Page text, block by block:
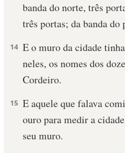
banda do norte, três
três portas; da banda do
14 E o muro da cidade
neles, os nomes dos
Cordeiro.
15 E aquele que falava
ouro para medir a
seu muro.